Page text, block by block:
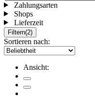
Zahlungsarten
Shops
Lieferzeit
Filtern(2)
Sortieren nach:
Ansicht: